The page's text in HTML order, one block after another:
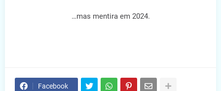
…mas mentira em 2024.
Facebook